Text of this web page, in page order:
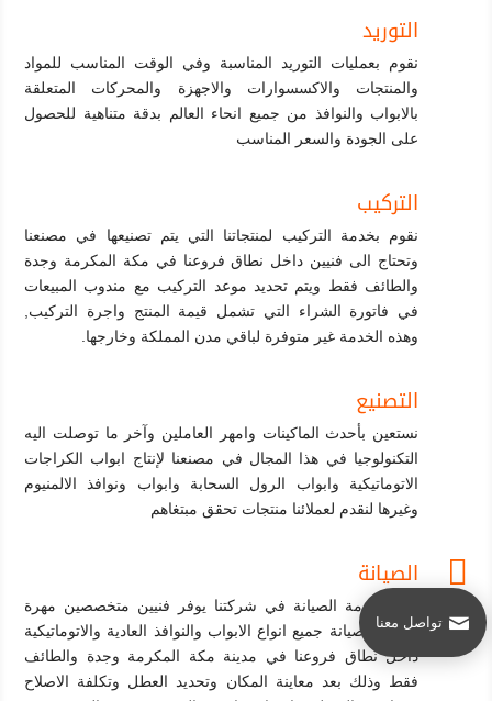
التوريد
نقوم بعمليات التوريد المناسبة وفي الوقت المناسب للمواد
والمنتجات والاكسسوارات والاجهزة والمحركات المتعلقة
بالابواب والنوافذ من جميع انحاء العالم بدقة متناهية للحصول
على الجودة والسعر المناسب
التركيب
نقوم بخدمة التركيب لمنتجاتنا التي يتم تصنيعها في مصنعنا
وتحتاج الى فنيين داخل نطاق فروعنا في مكة المكرمة وجدة
والطائف فقط ويتم تحديد موعد التركيب مع مندوب المبيعات
في فاتورة الشراء التي تشمل قيمة المنتج واجرة التركيب,
وهذه الخدمة غير متوفرة لباقي مدن المملكة وخارجها.
التصنيع
نستعين بأحدث الماكينات وامهر العاملين وآخر ما توصلت اليه
التكنولوجيا في هذا المجال في مصنعنا لإنتاج ابواب الكراجات
الاتوماتيكية وابواب الرول السحابة وابواب ونوافذ الالمنيوم
وغيرها لنقدم لعملائنا منتجات تحقق مبتغاهم
 الصيانة
قسم خدمة الصيانة في شركتنا يوفر فنيين متخصصين مهرة
لإصلاح وصيانة جميع انواع الابواب والنوافذ العادية والاتوماتيكية
داخل نطاق فروعنا في مدينة مكة المكرمة وجدة والطائف
فقط وذلك بعد معاينة المكان وتحديد العطل وتكلفة الاصلاح
تواصل معنا